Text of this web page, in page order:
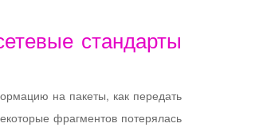
стандарты
на пакеты, как передать
фрагментов потерялась.